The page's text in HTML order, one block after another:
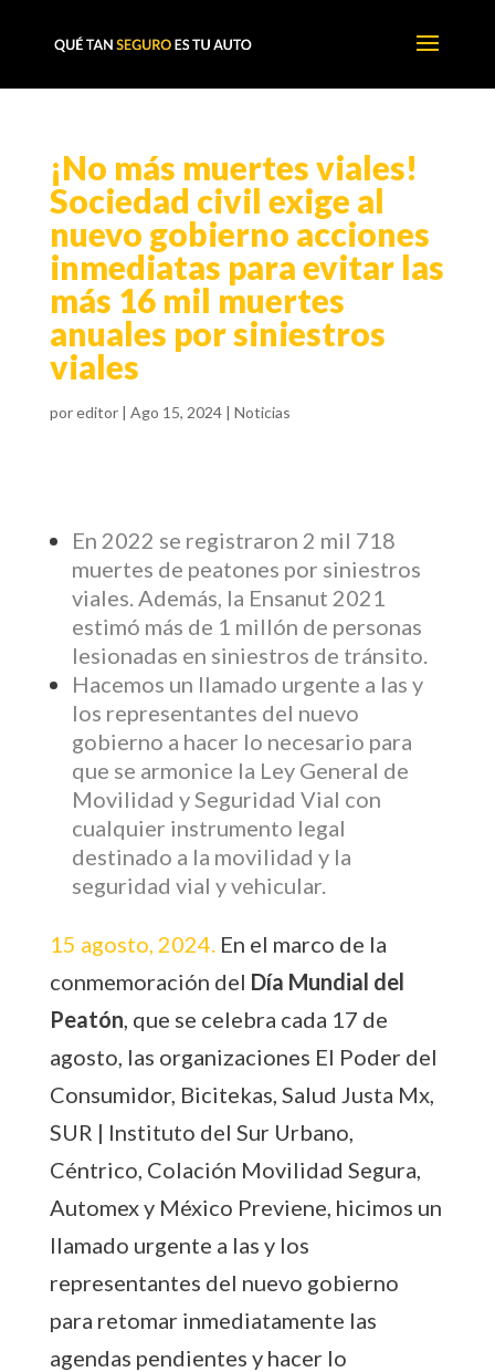
¡No más muertes viales!
Sociedad civil exige al
nuevo gobierno acciones
inmediatas para evitar las
más 16 mil muertes
anuales por siniestros
viales
poreditor| Ago 15, 2024| Noticias
En 2022 se registraron 2 mil 718
muertes de peatones por siniestros
viales. Además, la Ensanut 2021
estimó más de 1 millón de personas
lesionadas en siniestros de tránsito.
Hacemos un llamado urgente a las y
los representantes del nuevo
gobierno a hacer lo necesario para
que se armonice la Ley General de
Movilidad y Seguridad Vial con
cualquier instrumento legal
destinado a la movilidad y la
seguridad vial y vehicular.
15 agosto, 2024. En el marco de la
conmemoración del Día Mundial del
Peatón, que se celebra cada 17 de
agosto, las organizaciones El Poder del
Consumidor, Bicitekas, Salud Justa Mx,
SUR | Instituto del Sur Urbano,
Céntrico, Colación Movilidad Segura,
Automex y México Previene, hicimos un
llamado urgente a las y los
representantes del nuevo gobierno
para retomar inmediatamente las
agendas pendientes y hacer lo